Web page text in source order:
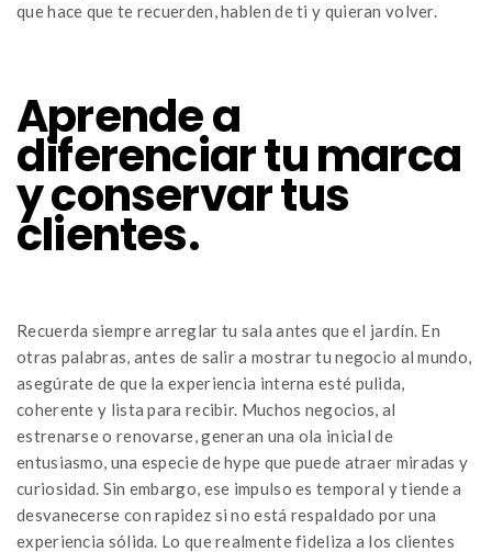
que hace que te recuerden, hablen de ti y quieran volver.
Aprende a
diferenciar tu marca
y conservar tus
clientes.
Recuerda siempre arreglar tu sala antes que el jardín. En
otras palabras, antes de salir a mostrar tu negocio al mundo,
asegúrate de que la experiencia interna esté pulida,
coherente y lista para recibir. Muchos negocios, al
estrenarse o renovarse, generan una ola inicial de
entusiasmo, una especie de hype que puede atraer miradas y
curiosidad. Sin embargo, ese impulso es temporal y tiende a
desvanecerse con rapidez si no está respaldado por una
experiencia sólida. Lo que realmente fideliza a los clientes